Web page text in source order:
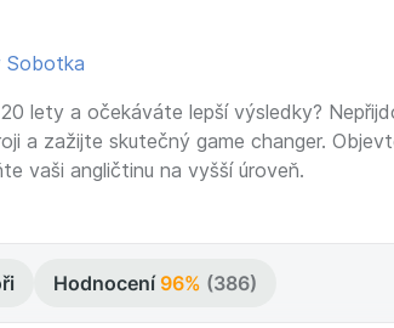
Sobotka
lety a očekáváte lepší výsledky?
a zažijte skutečný game changer.
vaši angličtinu na vyšší úroveň.
Hodnocení 96% (386)